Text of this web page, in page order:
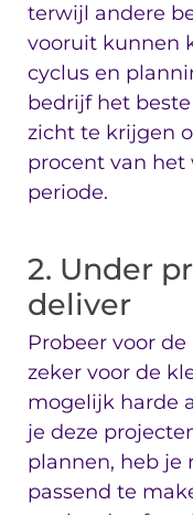
terwijl andere
vooruit kunnen
cyclus en
bedrijf het
zicht te krijgen
procent van het
periode.
2. Under
deliver
Probeer voor
zeker voor de
mogelijk harde
je deze
plannen, heb je
passend te